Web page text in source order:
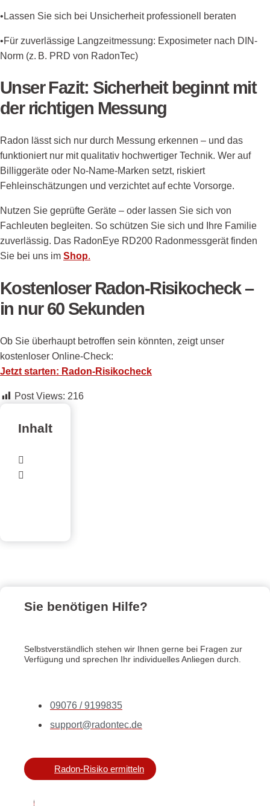
•Lassen Sie sich bei Unsicherheit professionell beraten
•Für zuverlässige Langzeitmessung: Exposimeter nach DIN-
Norm (z. B. PRD von RadonTec)
Unser Fazit: Sicherheit beginnt mit
der richtigen Messung
Radon lässt sich nur durch Messung erkennen – und das
funktioniert nur mit qualitativ hochwertiger Technik. Wer auf
Billiggeräte oder No-Name-Marken setzt, riskiert
Fehleinschätzungen und verzichtet auf echte Vorsorge.
Nutzen Sie geprüfte Geräte – oder lassen Sie sich von
Fachleuten begleiten. So schützen Sie sich und Ihre Familie
zuverlässig. Das RadonEye RD200 Radonmessgerät finden
Sie bei uns im Shop.
Kostenloser Radon-Risikocheck –
in nur 60 Sekunden
Ob Sie überhaupt betroffen sein könnten, zeigt unser
kostenloser Online-Check:
Jetzt starten: Radon-Risikocheck
Post Views: 216
Inhalt
Sie benötigen Hilfe?
Selbstverständlich stehen wir Ihnen gerne bei Fragen zur
Verfügung und sprechen Ihr individuelles Anliegen durch.
09076 / 9199835
support@radontec.de
Radon-Risiko ermitteln